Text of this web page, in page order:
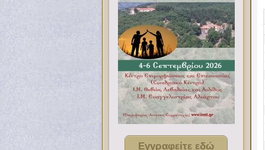
Εγγραφείτε εδώ